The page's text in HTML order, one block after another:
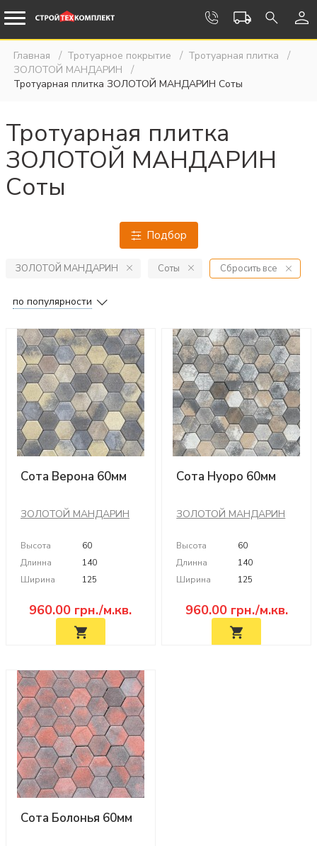
Главная Тротуарное покрытие
Тротуарная плитка
ЗОЛОТОЙ МАНДАРИН
Тротуарная плитка ЗОЛОТОЙ МАНДАРИН Соты
Тротуарная плитка
ЗОЛОТОЙ МАНДАРИН
Соты
Подбор
ЗОЛОТОЙ МАНДАРИН Соты Сбросить все
по популярности
Сота Верона 60мм
ЗОЛОТОЙ МАНДАРИН
Высота
60
Длинна
140
Ширина
125
960.00 грн./м.кв.
Сота Нуоро 60мм
ЗОЛОТОЙ МАНДАРИН
Высота
60
Длинна
140
Ширина
125
960.00грн./м.кв.
Сота Болонья 60мм